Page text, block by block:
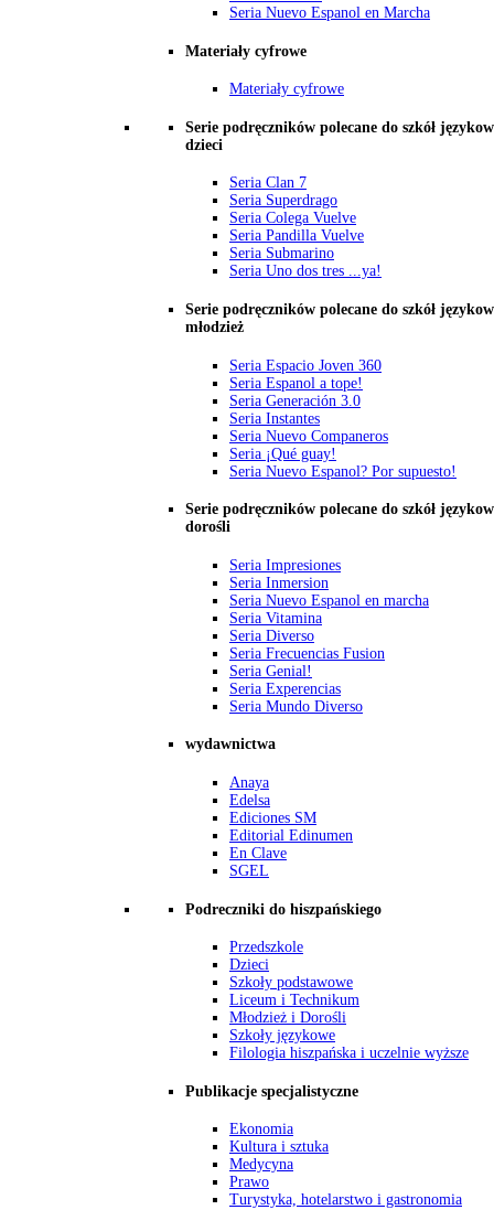
Seria Nuevo Espanol en Marcha
Materiały cyfrowe
Materiały cyfrowe
Serie podręczników polecane do szkół
dzieci
Seria Clan 7
Seria Superdrago
Seria Colega Vuelve
Seria Pandilla Vuelve
Seria Submarino
Seria Uno dos tres ...ya!
Serie podręczników polecane do szkół
młodzież
Seria Espacio Joven 360
Seria Espanol a tope!
Seria Generación 3.0
Seria Instantes
Seria Nuevo Companeros
Seria ¡Qué guay!
Seria Nuevo Espanol? Por supuesto!
Serie podręczników polecane do szkół
dorośli
Seria Impresiones
Seria Inmersion
Seria Nuevo Espanol en marcha
Seria Vitamina
Seria Diverso
Seria Frecuencias Fusion
Seria Genial!
Seria Experencias
Seria Mundo Diverso
wydawnictwa
Anaya
Edelsa
Ediciones SM
Editorial Edinumen
En Clave
SGEL
Podreczniki do hiszpańskiego
Przedszkole
Dzieci
Szkoły podstawowe
Liceum i Technikum
Młodzież i Dorośli
Szkoły językowe
Filologia hiszpańska i uczelnie wyższe
Publikacje specjalistyczne
Ekonomia
Kultura i sztuka
Medycyna
Prawo
Turystyka, hotelarstwo i gastronomia